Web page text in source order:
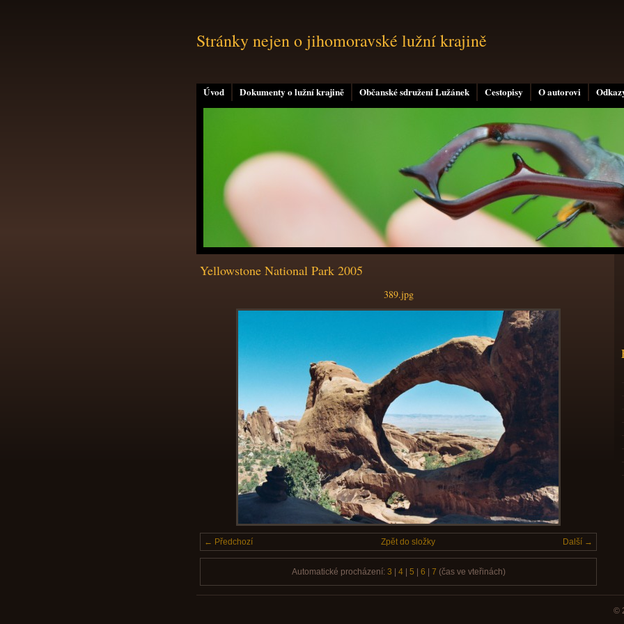
Úvod Dokumenty o lužní krajině Občanské sdružení Lužánek Cestopisy O autorovi
Stránky nejen o jihomoravské lužní krajině
Yellowstone National Park 2005
389.jpg
← Předchozí Další →
Zpět do složky
Automatické procházení: 3 4| 5 6 7 (čas ve vteřinách)
©